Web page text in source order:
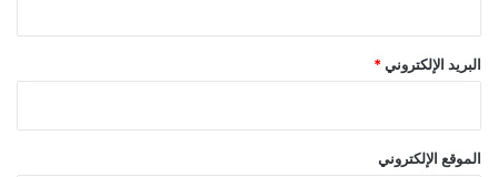
البريد الإلكتروني *
الموقع الإلكتروني